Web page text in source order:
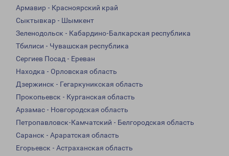
Армавир - Красноярский край
Сыктывкар - Шымкент
Зеленодольск - Кабардино-Балкарская республика
Тбилиси - Чувашская республика
Сергиев Посад - Ереван
Находка - Орловская область
Дзержинск - Гегаркуникская область
Прокопьевск - Курганская область
Арзамас - Новгородская область
Петропавловск-Камчатский - Белгородская область
Саранск - Араратская область
Егорьевск - Астраханская область